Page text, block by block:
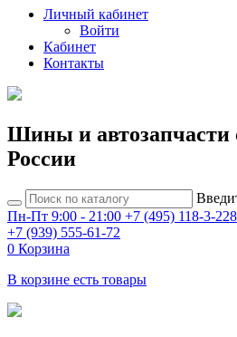
Личный кабинет
Войти
Кабинет
Контакты
Шины и автозапчасти
России
Пн-Пт 9:00 - 21:00 +7 (495) 118-3-228
+7 (939) 555-61-72
0 Корзина
В корзине есть товары